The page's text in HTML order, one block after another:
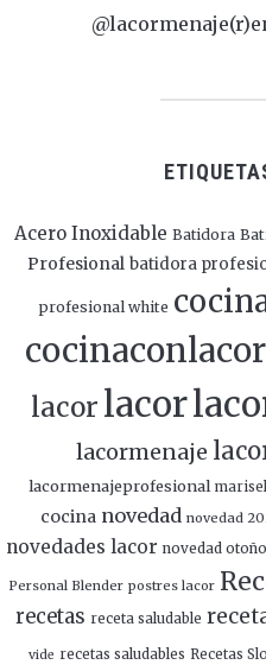
Acero Inoxidable Batidora
Profesional batidora
profesional white
cocinaconlacor
lacor lacor
lacormenaje
lacormenajeprofesional
cocina novedad novedad
novedades lacor novedad otoño
Personal Blender postres lacor
recetas receta saludable
vide recetas saludables Recetas